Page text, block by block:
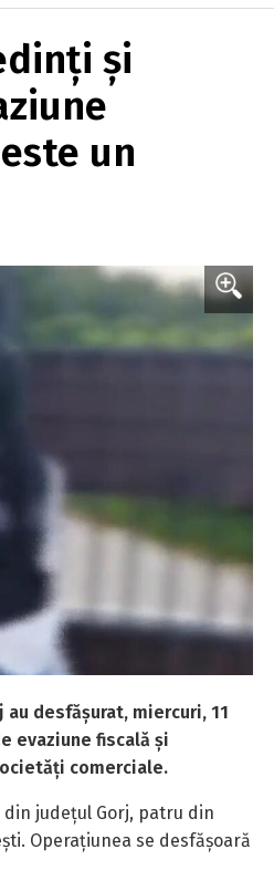
și
un
desfășurat, miercuri, 11
evaziune fiscală și
comerciale.
județul Gorj, patru din
Operațiunea se desfășoară